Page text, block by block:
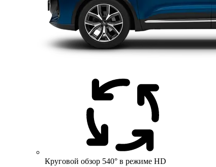
Круговой обзор 540° в режиме HD